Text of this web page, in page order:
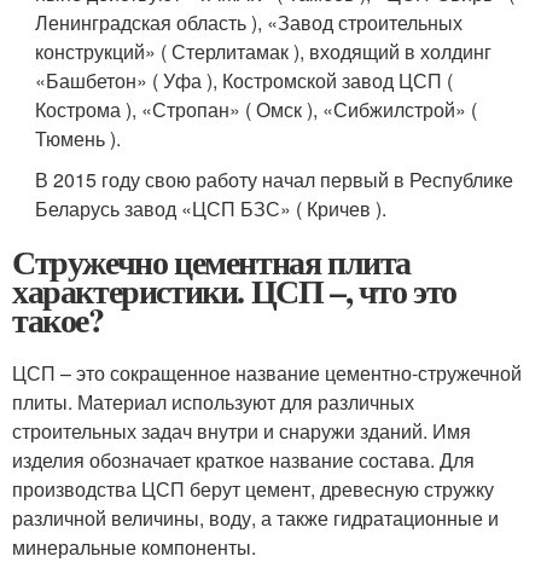
Ленинградская область ), «Завод строительных
конструкций» ( Стерлитамак ), входящий в холдинг
«Башбетон» ( Уфа ), Костромской завод ЦСП (
Кострома ), «Стропан» ( Омск ), «Сибжилстрой» (
Тюмень ).
В 2015 году свою работу начал первый в Республике
Беларусь завод «ЦСП БЗС» ( Кричев ).
Стружечно цементная плита
характеристики. ЦСП –, что это
такое?
ЦСП – это сокращенное название цементно-стружечной
плиты. Материал используют для различных
строительных задач внутри и снаружи зданий. Имя
изделия обозначает краткое название состава. Для
производства ЦСП берут цемент, древесную стружку
различной величины, воду, а также гидратационные и
минеральные компоненты.